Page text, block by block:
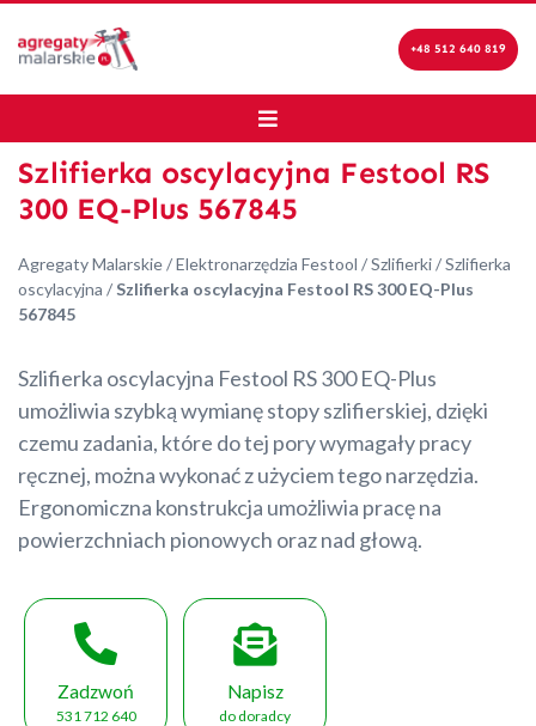
+48 512 640 819
Szlifierka oscylacyjna Festool RS
300 EQ-Plus 567845
Agregaty Malarskie/Elektronarzędzia Festool /Szlifierki/Szlifierka
oscylacyjna /Szlifierka oscylacyjna Festool RS 300 EQ-Plus
567845
Szlifierka oscylacyjna Festool RS 300 EQ-Plus
umożliwia szybką wymianę stopy szlifierskiej, dzięki
czemu zadania, które do tej pory wymagały pracy
ręcznej, można wykonać z użyciem tego narzędzia.
Ergonomiczna konstrukcja umożliwia pracę na
powierzchniach pionowych oraz nad głową.
Zadzwoń
531 712 640
Napisz
do doradcy